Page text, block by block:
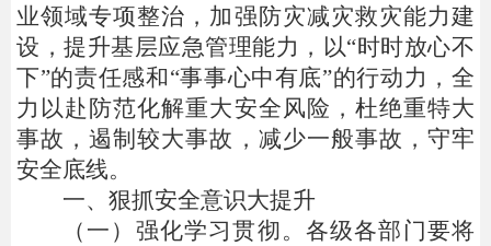
业领域专项整治，加强防灾减灾救灾能力建
设，提升基层应急管理能力，以“时时放心不
下”的责任感和“事事心中有底”的行动力，全
力以赴防范化解重大安全风险，杜绝重特大
事故，遏制较大事故，减少一般事故，守牢
安全底线。
一、狠抓安全意识大提升
（一）强化学习贯彻。各级各部门要将